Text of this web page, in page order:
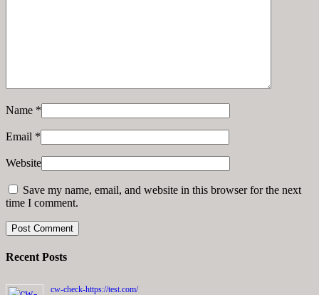
Name *
Email *
Website
Save my name, email, and website in this browser for the next
time I comment.
Recent Posts
cw-check-https://test.com/